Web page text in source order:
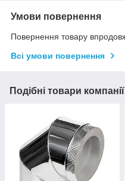
Умови повернення
Повернення товару
Всі умови повернення
Подібні товари компанії